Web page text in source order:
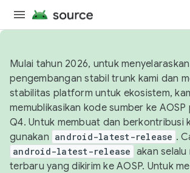
Mulai tahun 2026, untuk
pengembangan stabil trunk kami dan
stabilitas platform untuk ekosistem,
memublikasikan kode sumber ke
Q4. Untuk membuat dan berkontribusi
gunakan android-latest-release .
android-latest-release akan selalu
terbaru yang dikirim ke AOSP. Untuk